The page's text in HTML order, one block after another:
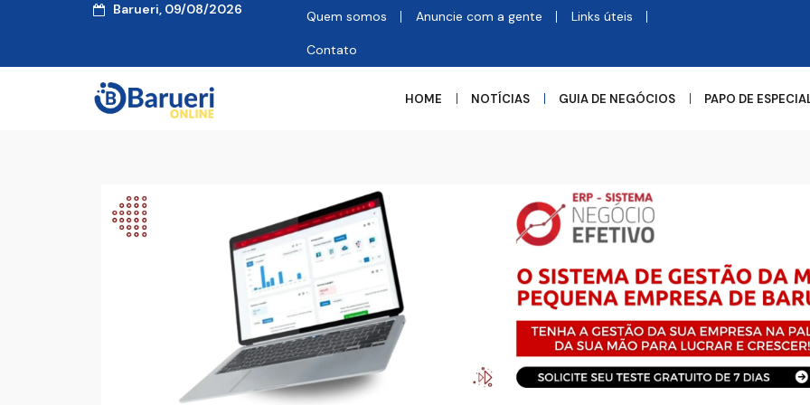
Barueri, 09/08/2026 Quem somos Anuncie com a gente Links úteis
Contato
HOME NOTÍCIAS GUIA DE NEGÓCIOS PAPO DE